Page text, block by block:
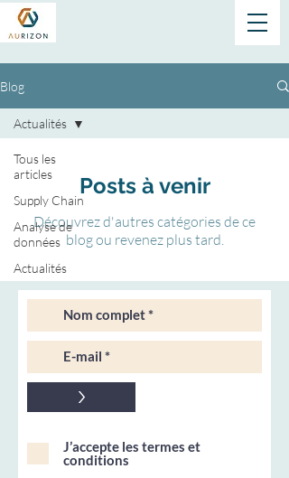
Blog
Tous les
articles
Supply Chain
Analyse de
données
Actualités
Actualités
Posts à venir
Découvrez d'autres catégories de ce
blog ou revenez plus tard.
J’accepte les termes et
conditions
>